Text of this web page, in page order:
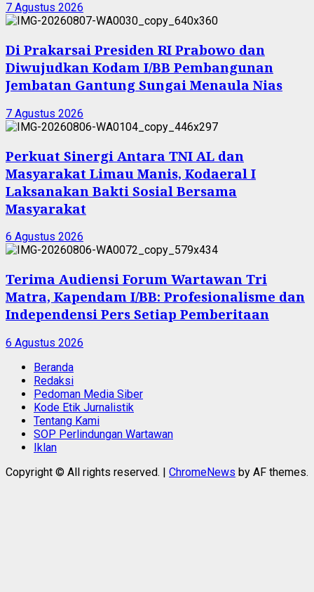
7 Agustus 2026
Di Prakarsai Presiden RI Prabowo dan
Diwujudkan Kodam I/BB Pembangunan
Jembatan Gantung Sungai Menaula Nias
7 Agustus 2026
Perkuat Sinergi Antara TNI AL dan
Masyarakat Limau Manis, Kodaeral I
Laksanakan Bakti Sosial Bersama
Masyarakat
6 Agustus 2026
Terima Audiensi Forum Wartawan Tri
Matra, Kapendam I/BB: Profesionalisme dan
Independensi Pers Setiap Pemberitaan
6 Agustus 2026
Beranda
Redaksi
Pedoman Media Siber
Kode Etik Jurnalistik
Tentang Kami
SOP Perlindungan Wartawan
Iklan
Copyright © All rights reserved. | ChromeNews by AF themes.